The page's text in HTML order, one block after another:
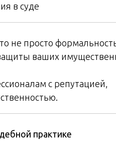
в суде
не просто
ваших
с репутацией,
практике